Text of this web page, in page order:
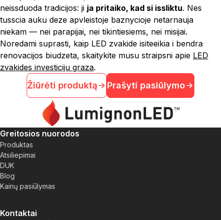
neissduoda tradicijos: ji ja pritaiko, kad si issliktu. Nes
tusscia auku deze apvleistoje baznycioje netarnauja
niekam — nei parapijai, nei tikintiesiems, nei misijai.
Noredami suprasti, kaip LED zvakide isiteeikia i bendra
renovacijos biudzeta, skaitykite musu straipsni apie LED
zvakides investiciju graza.
Žiūrėti produktą Prašyti pasiūlymo
Greitosios nuorodos
Produktas
Atsiliepimai
DUK
Blog
Kainų pasiūlymas
Kontaktai